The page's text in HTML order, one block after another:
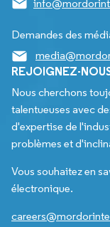
Demandes des
REJOIGNEZ-
Nous cherchons
talentueuses avec
d'expertise de
problèmes et
Vous souhaitez en
électronique.